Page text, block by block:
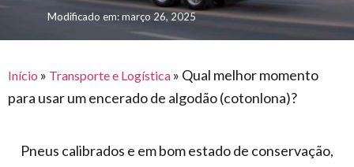
premiações
para
feira
offshore
civil
piscinas
automotivo
e logística
armazenagem
lonas
vida
caminhoneiro
Modificado em: março 26, 2025
Início » Transporte e Logística » Qual melhor momento
para usar um encerado de algodão (cotonlona)?
Pneus calibrados e em bom estado de conservação,